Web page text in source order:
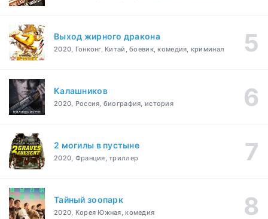
Выход жирного дракона
2020, Гонконг, Китай, боевик, комедия, криминал
Калашников
2020, Россия, биография, история
2 могилы в пустыне
2020, Франция, триллер
Тайный зоопарк
2020, Корея Южная, комедия